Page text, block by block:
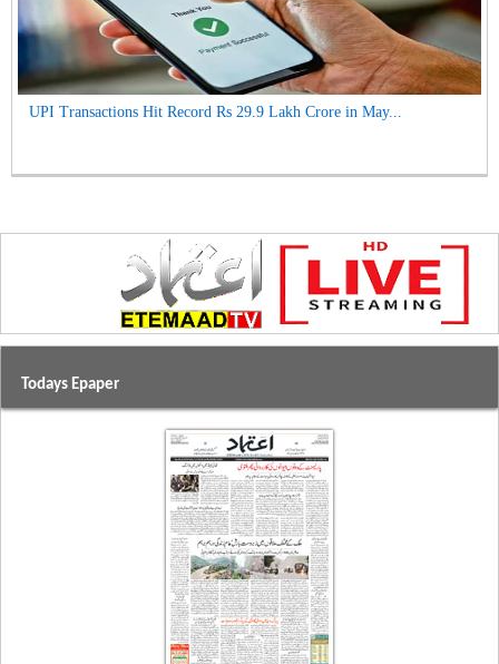
UPI Transactions Hit Record Rs 29.9 Lakh Crore in May...
Todays Epaper